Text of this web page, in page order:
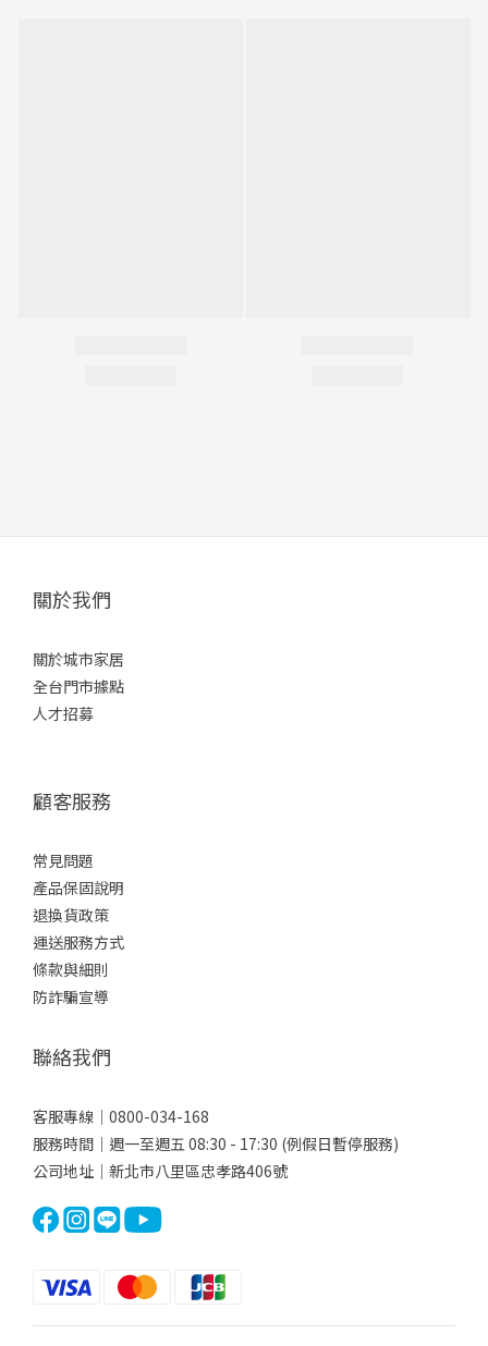
關於我們
關於城市家居
全台門市據點
人才招募
顧客服務
常見問題
產品保固說明
退換貨政策
運送服務方式
條款與細則
防詐騙宣導
聯絡我們
客服專線｜0800-034-168
服務時間｜週一至週五 08:30 - 17:30 (例假日暫停服務)
公司地址｜新北市八里區忠孝路406號